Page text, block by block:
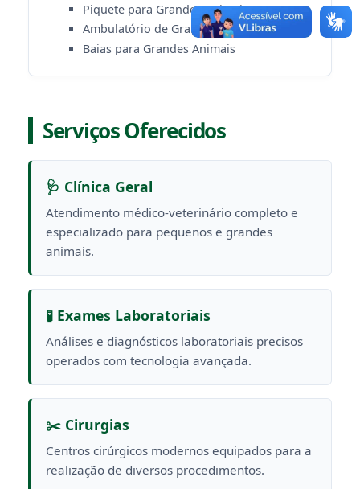
Piquete para Grandes Animais
Ambulatório de Grandes Animais
Baias para Grandes Animais
Serviços Oferecidos
🩺 Clínica Geral
Atendimento médico-veterinário completo e
especializado para pequenos e grandes
animais.
🧪 Exames Laboratoriais
Análises e diagnósticos laboratoriais precisos
operados com tecnologia avançada.
✂️ Cirurgias
Centros cirúrgicos modernos equipados para a
realização de diversos procedimentos.